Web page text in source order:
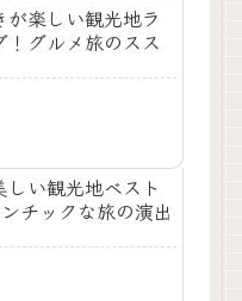
が楽しい観光地ラ
！グルメ旅のスス
しい観光地ベスト
チックな旅の演出